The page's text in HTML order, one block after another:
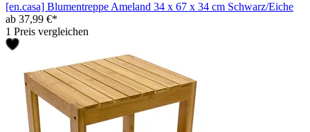
[en.casa] Blumentreppe Ameland 34 x 67 x 34 cm Schwarz/Eiche
ab 37,99 €*
1 Preis vergleichen